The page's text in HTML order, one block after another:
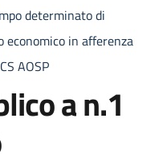
determinato di
economico in afferenza
AOSP
a n.1